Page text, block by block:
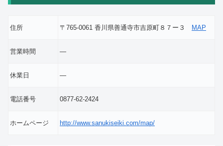
住所 〒765-0061 香川県善通寺市吉原町８７ー３ MAP
営業時間 ―
休業日 ―
電話番号 0877-62-2424
ホームページ http://www.sanukiseiki.com/map/